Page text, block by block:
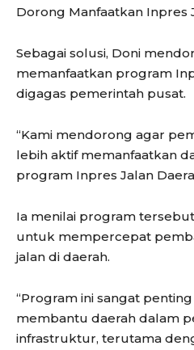
Dorong Manfaatkan Inpres
Sebagai solusi, Doni
memanfaatkan program
digagas pemerintah pusat.
“Kami mendorong agar
lebih aktif memanfaatkan
program Inpres Jalan
Ia menilai program
untuk mempercepat
jalan di daerah.
“Program ini sangat
membantu daerah dalam
infrastruktur, terutama